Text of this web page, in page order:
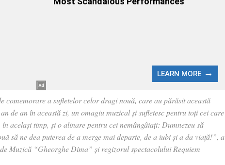
comemorare a sufletelor celor dragi nouă, care au părăsit această
de an în această zi, un omagiu muzical și sufletesc pentru toți cei care
același timp, și o alinare pentru cei nemângâiați: Dumnezeu să
să ne dea puterea de a merge mai departe, de a iubi și a da viață!”, a
Muzică “Gheorghe Dima” și regizorul spectacolului Requiem